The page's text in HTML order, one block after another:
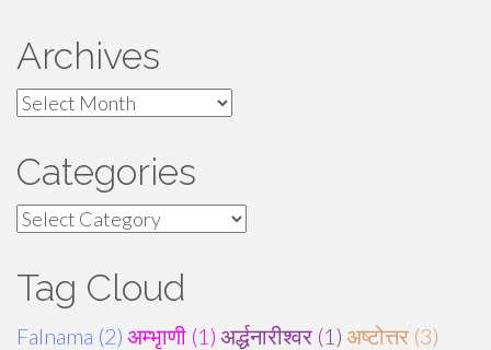
Archives
Archives
Categories
Categories
Tag Cloud
Falnama (2) अम्भृाणी (1) अर्द्धनारीश्वर (1) अष्टोत्तर (3)